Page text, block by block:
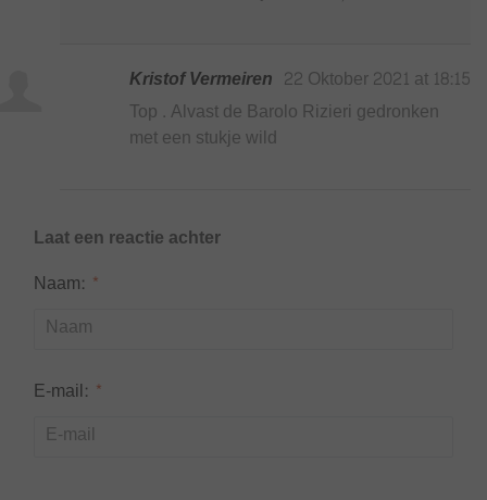
Kristof Vermeiren 22 Oktober 2021 at 18:15
Top . Alvast de Barolo Rizieri gedronken
met een stukje wild
Laat een reactie achter
Naam: *
E-mail: *